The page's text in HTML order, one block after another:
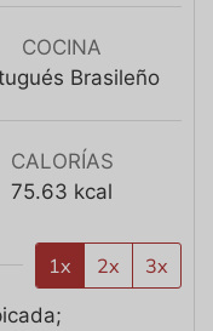
COCINA
Brasileño
CALORÍAS
75.63 kcal
1x 2x 3x